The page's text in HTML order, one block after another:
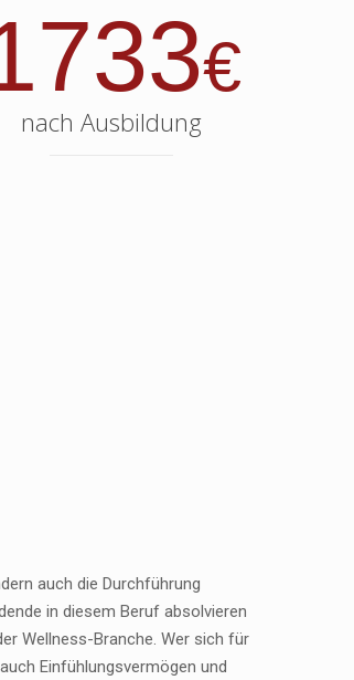
€
nach Ausbildung
auch die Durchführung
in diesem Beruf absolvieren
Wellness-Branche. Wer sich für
Einfühlungsvermögen und